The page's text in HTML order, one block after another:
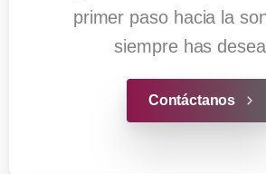
primer paso hacia la
siempre has
Contáctanos